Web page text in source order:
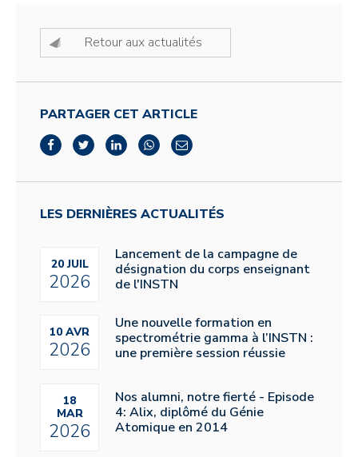
Retour aux actualités
PARTAGER CET ARTICLE
LES DERNIÈRES ACTUALITÉS
20 JUIL
2026
Lancement de la campagne de
désignation du corps enseignant
de l'INSTN
10 AVR
2026
Une nouvelle formation en
spectrométrie gamma à l’INSTN :
une première session réussie
18
MAR
2026
Nos alumni, notre fierté - Episode
4: Alix, diplômé du Génie
Atomique en 2014